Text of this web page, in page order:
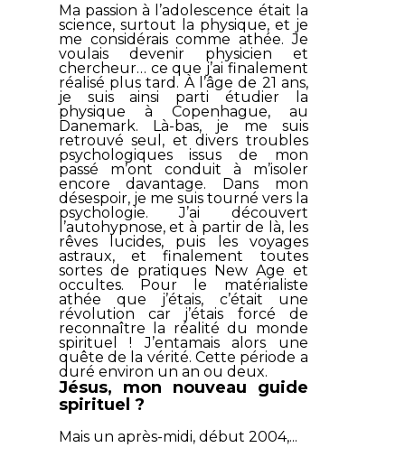
Ma passion à l’adolescence était la
science, surtout la physique, et je
me considérais comme athée. Je
voulais devenir physicien et
chercheur… ce que j’ai finalement
réalisé plus tard. À l’âge de 21 ans,
je suis ainsi parti étudier la
physique à Copenhague, au
Danemark. Là-bas, je me suis
retrouvé seul, et divers troubles
psychologiques issus de mon
passé m’ont conduit à m’isoler
encore davantage. Dans mon
désespoir, je me suis tourné vers la
psychologie. J’ai découvert
l’autohypnose, et à partir de là, les
rêves lucides, puis les voyages
astraux, et finalement toutes
sortes de pratiques New Age et
occultes. Pour le matérialiste
athée que j’étais, c’était une
révolution car j’étais forcé de
reconnaître la réalité du monde
spirituel ! J’entamais alors une
quête de la vérité. Cette période a
duré environ un an ou deux.
Jésus, mon nouveau guide
spirituel ?
Mais un après-midi, début 2004,...